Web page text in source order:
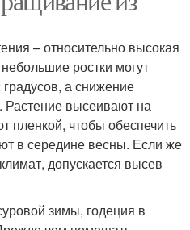
– относительно высокая
ростки могут
а снижение
Растение высеивают на
пленкой, чтобы обеспечить
в середине весны. Если же
допускается высев
зимы, годеция в